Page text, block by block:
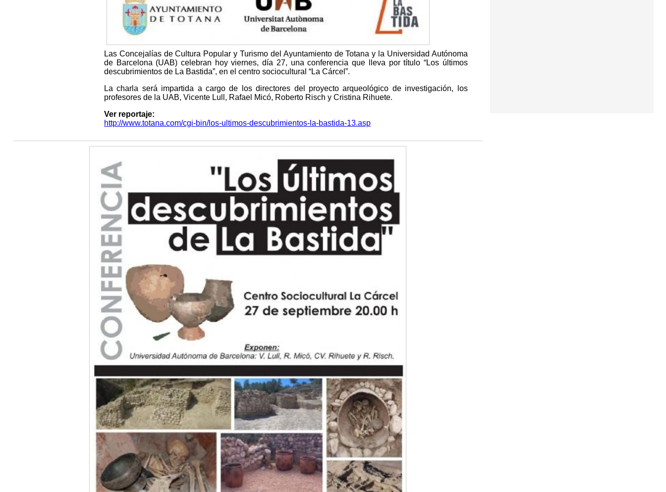
Las Concejalías de Cultura Popular y Turismo del Ayuntamiento de Totana y la Universidad Autónoma
de Barcelona (UAB) celebran hoy viernes, día 27, una conferencia que lleva por título “Los últimos
descubrimientos de La Bastida”, en el centro sociocultural “La Cárcel”.
La charla será impartida a cargo de los directores del proyecto arqueológico de investigación, los
profesores de la UAB, Vicente Lull, Rafael Micó, Roberto Risch y Cristina Rihuete.
Ver reportaje:
http://www.totana.com/cgi-bin/los-ultimos-descubrimientos-la-bastida-13.asp